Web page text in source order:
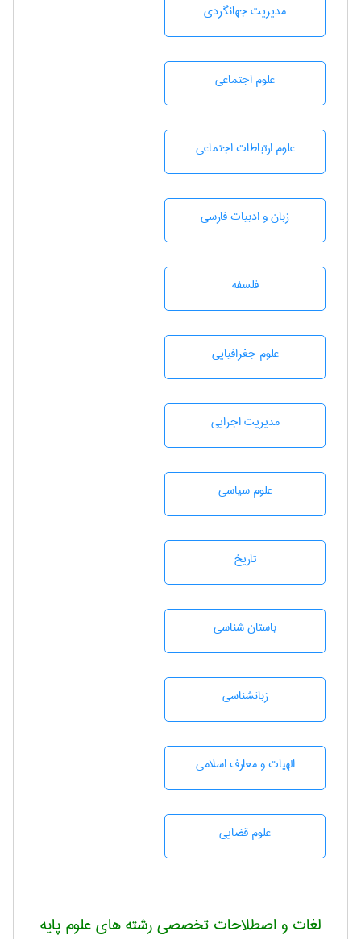
مديريت جهانگردی
علوم اجتماعی
علوم ارتباطات اجتماعی
زبان و ادبيات فارسی
فلسفه
علوم جغرافيايی
مديريت اجرايی
علوم سياسی
تاريخ
باستان شناسی
زبانشناسی
الهیات و معارف اسلامی
علوم قضایی
لغات و اصطلاحات تخصصی رشته های علوم پایه